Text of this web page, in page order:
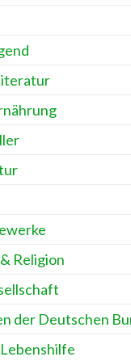
Religion
der Deutschen